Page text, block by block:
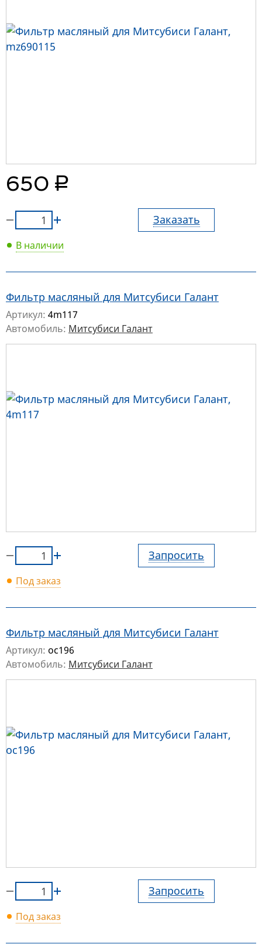
650 руб.
Заказать
В наличии
Фильтр масляный для Митсубиси Галант
Артикул: 4m117
Автомобиль: Митсубиси Галант
Запросить
Под заказ
Фильтр масляный для Митсубиси Галант
Артикул: oc196
Автомобиль: Митсубиси Галант
Запросить
Под заказ